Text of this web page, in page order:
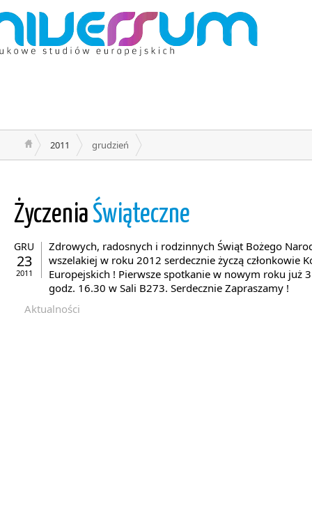
2011 grudzień
Życzenia Świąteczne
GRU
23
2011
Zdrowych, radosnych i rodzinnych Świąt Bożego
wszelakiej w roku 2012 serdecznie życzą członkowie
Europejskich ! Pierwsze spotkanie w nowym roku już
godz. 16.30 w Sali B273. Serdecznie Zapraszamy !
Aktualności